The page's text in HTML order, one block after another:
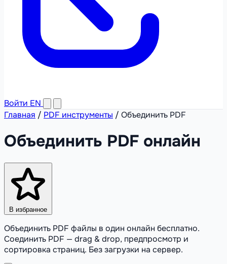
Войти EN
Главная / PDF инструменты / Объединить PDF
Объединить PDF онлайн
В избранное
Объединить PDF файлы в один онлайн бесплатно.
Соединить PDF — drag & drop, предпросмотр и
сортировка страниц. Без загрузки на сервер.